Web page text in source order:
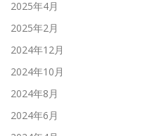
2025年4月
2025年2月
2024年12月
2024年10月
2024年8月
2024年6月